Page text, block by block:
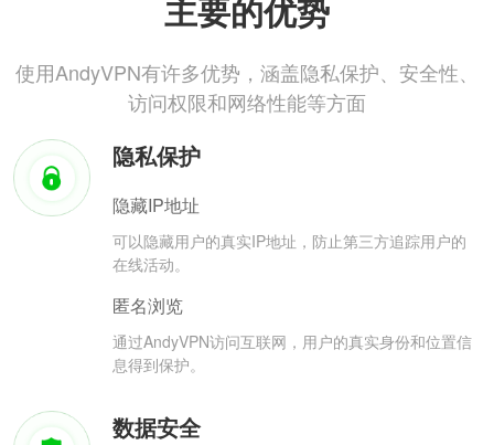
主要的优势
使用AndyVPN有许多优势，涵盖隐私保护、安全性、
访问权限和网络性能等方面
隐私保护
隐藏IP地址
可以隐藏用户的真实IP地址，防止第三方追踪用户的
在线活动。
匿名浏览
通过AndyVPN访问互联网，用户的真实身份和位置信
息得到保护。
数据安全